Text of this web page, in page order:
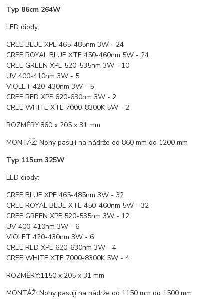
Typ 86cm 264W
LED diody:
CREE BLUE XPE 465-485nm 3W - 24
CREE ROYAL BLUE XTE 450-460nm 5W - 24
CREE GREEN XPE 520-535nm 3W - 10
UV 400-410nm 3W - 5
VIOLET 420-430nm 3W - 5
CREE RED XPE 620-630nm 3W - 2
CREE WHITE XTE 7000-8300K 5W - 2
ROZMĚRY:860 x 205 x 31 mm
MONTÁŽ: Nohy pasují na nádrže od 860 mm do 1200 mm
Typ 115cm 325W
LED diody:
CREE BLUE XPE 465-485nm 3W - 32
CREE ROYAL BLUE XTE 450-460nm 5W - 32
CREE GREEN XPE 520-535nm 3W - 12
UV 400-410nm 3W - 6
VIOLET 420-430nm 3W - 6
CREE RED XPE 620-630nm 3W - 4
CREE WHITE XTE 7000-8300K 5W - 4
ROZMĚRY:1150 x 205 x 31 mm
MONTÁŽ: Nohy pasují na nádrže od 1150 mm do 1500 mm